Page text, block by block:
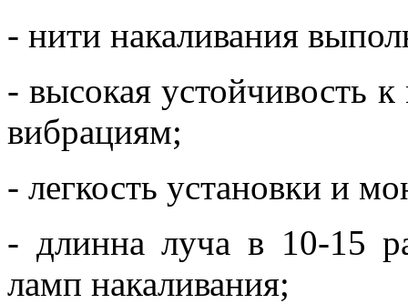
- нити накаливания
- высокая устойчивость
вибрациям;
- легкость установки и
- длинна луча в 10-15
ламп накаливания;